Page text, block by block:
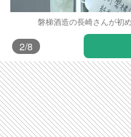
磐梯酒造の長崎さんが初
2/8